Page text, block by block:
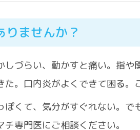
りませんか？
しづらい、動かすと痛い。指
た。口内炎がよくできて困る。
ぽくて、気分がすぐれない。
専門医にご相談ください。